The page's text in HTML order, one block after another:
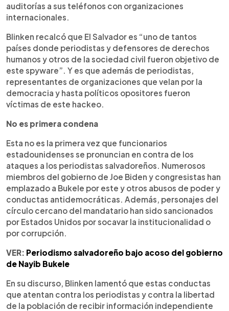
auditorías a sus teléfonos con organizaciones
internacionales.
Blinken recalcó que El Salvador es “uno de tantos
países donde periodistas y defensores de derechos
humanos y otros de la sociedad civil fueron objetivo de
este spyware”. Y es que además de periodistas,
representantes de organizaciones que velan por la
democracia y hasta políticos opositores fueron
víctimas de este hackeo.
No es primera condena
Esta no es la primera vez que funcionarios
estadounidenses se pronuncian en contra de los
ataques a los periodistas salvadoreños. Numerosos
miembros del gobierno de Joe Biden y congresistas han
emplazado a Bukele por este y otros abusos de poder y
conductas antidemocráticas. Además, personajes del
círculo cercano del mandatario han sido sancionados
por Estados Unidos por socavar la institucionalidad o
por corrupción.
VER: Periodismo salvadoreño bajo acoso del gobierno
de Nayib Bukele
En su discurso, Blinken lamentó que estas conductas
que atentan contra los periodistas y contra la libertad
de la población de recibir información independiente